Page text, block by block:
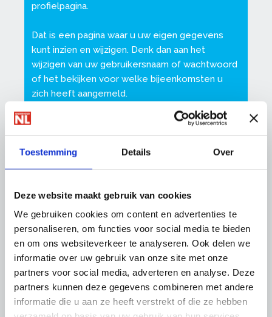
Toestemming Details Over
Deze website maakt gebruik van cookies
We gebruiken cookies om content en advertenties te
personaliseren, om functies voor social media te bieden
en om ons websiteverkeer te analyseren. Ook delen we
informatie over uw gebruik van onze site met onze
partners voor social media, adverteren en analyse. Deze
partners kunnen deze gegevens combineren met andere
informatie die u aan ze heeft verstrekt of die ze hebben
profielpagina.
Dat is een pagina waar u uw eigen gegevens
kunt inzien en wijzigen. Denk dan aan het
wijzigen van uw gebruikersnaam of wachtwoord
of het bekijken voor welke bijeenkomsten u
zich heeft aangemeld.
Ook kunt u daar uw nieuwsbriefabonnementen
beheren en andere zaken instellen.
Zorg dat uw gegevens altijd up-to-date zijn, op
voorzien.
Meest gestelde vragen over inloggen
Heeft u problemen bij het inloggen? Wij
helpen u met antwoorden op deze vragen: